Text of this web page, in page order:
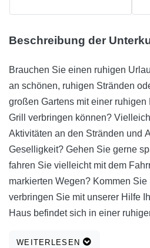
Beschreibung der
Brauchen Sie einen ruhigen
an schönen, ruhigen Stränden
großen Gartens mit einer ruhigen
Grill verbringen können?
Aktivitäten an den Stränden und
Geselligkeit? Gehen Sie gerne
fahren Sie vielleicht mit dem
markierten Wegen? Kommen Sie
verbringen Sie mit unserer Hilfe
Haus befindet sich in einer
Einrichtungen (Restaurants,
WEITERLESEN